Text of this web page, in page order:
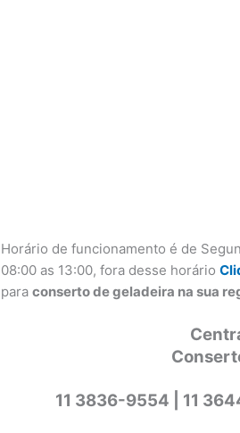
Horário de funcionamento é de
08:00 as 13:00, fora desse horário
paraconserto de geladeira na sua
11 3836-9554 | 11